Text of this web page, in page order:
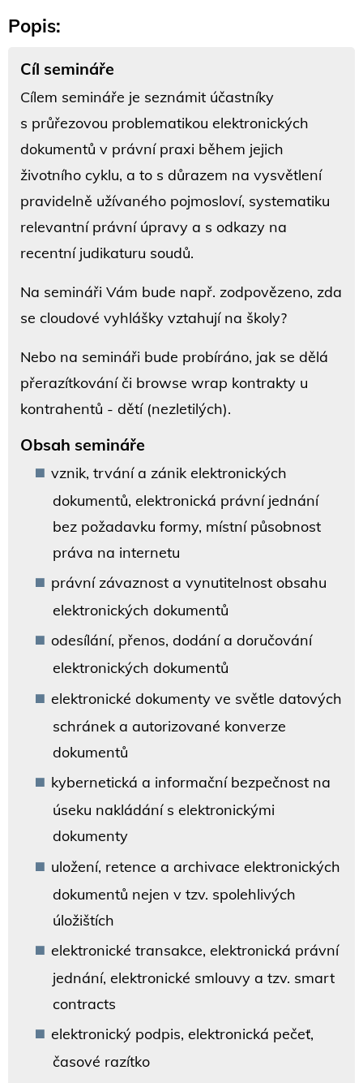
Popis:
Cíl semináře
Cílem semináře je seznámit účastníky
s průřezovou problematikou elektronických
dokumentů v právní praxi během jejich
životního cyklu, a to s důrazem na vysvětlení
pravidelně užívaného pojmosloví, systematiku
relevantní právní úpravy a s odkazy na
recentní judikaturu soudů.
Na semináři Vám bude např. zodpovězeno, zda
se cloudové vyhlášky vztahují na školy?
Nebo na semináři bude probíráno, jak se dělá
přerazítkování či browse wrap kontrakty u
kontrahentů - dětí (nezletilých).
Obsah semináře
vznik, trvání a zánik elektronických
dokumentů, elektronická právní jednání
bez požadavku formy, místní působnost
práva na internetu
právní závaznost a vynutitelnost obsahu
elektronických dokumentů
odesílání, přenos, dodání a doručování
elektronických dokumentů
elektronické dokumenty ve světle datových
schránek a autorizované konverze
dokumentů
kybernetická a informační bezpečnost na
úseku nakládání s elektronickými
dokumenty
uložení, retence a archivace elektronických
dokumentů nejen v tzv. spolehlivých
úložištích
elektronické transakce, elektronická právní
jednání, elektronické smlouvy a tzv. smart
contracts
elektronický podpis, elektronická pečeť,
časové razítko